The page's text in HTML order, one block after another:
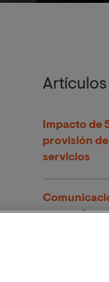
Impacto de
provisión
servicios
para países
Circuitos